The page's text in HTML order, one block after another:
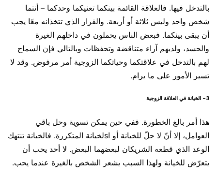
بالتدخل فيها. فالعلاقة القائمة بينكما تعنيكما وحدكما – أنتما
شخص واحد وليس ثلاثة أو أربعة. والقرار الذي تتخذانه معًا يجب
أن يبقى بينكما. فبعض الناس يحملون في داخلهم الغيرة
والحسد، ولديهم آراء متناقضة وتحفظات وبالتالي فإن السماح
لهم بالتدخل في علاقتكما وحياتكما الزوجية أمر مرفوض. وقد لا
تسير الأمور على ما يرام.
3- الخيانة في العلاقة الزوجية
هذا أمر بالغ الخطورة. ففي حين يمكن تسوية وحل باقي
العوامل، إلا أنّ لا حلّ للخيانة أو اsلخيانة المتكررة. فالخيانة تنتهك
الوعد الذي قطعه الشريكان لبعضهما البعض. لا أحد يحب أن
يتعرّض للخيانة ولهذا السبب يشعر الشخص بالغيرة عندما يحب.